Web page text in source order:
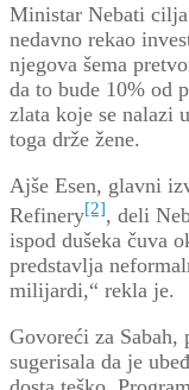
Ministar Nebati
nedavno rekao
njegova šema
da to bude 10% od
zlata koje se nalazi
toga drže žene.
Ajše Esen, glavni
Refinery[2], deli
ispod dušeka čuva
predstavlja
milijardi,“ rekla je.
Govoreći za
sugerisala da je